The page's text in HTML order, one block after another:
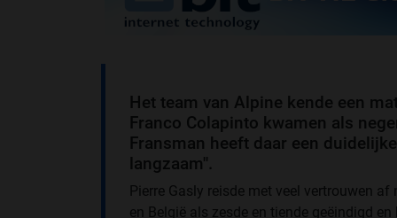
Het team van Alpine kende een
Franco Colapinto kwamen als
Fransman heeft daar een
langzaam''.
Pierre Gasly reisde met veel vertrouwen
en België als zesde en tiende geëindigd